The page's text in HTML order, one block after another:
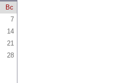
Вс
7
14
21
28